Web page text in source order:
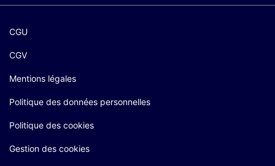
CGU
CGV
Mentions légales
Politique des données personnelles
Politique des cookies
Gestion des cookies